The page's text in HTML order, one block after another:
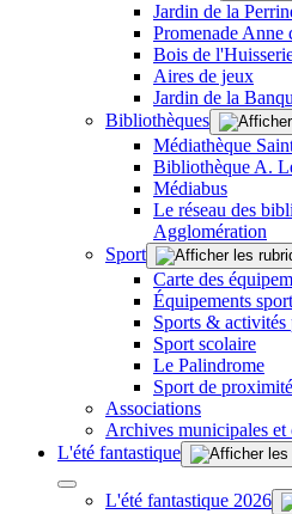
Jardin de la
Promenade Anne
Bois de
Aires de jeux
Jardin de la
Bibliothèques
Médiathèque
Bibliothèque A.
Médiabus
Le réseau des
Agglomération
Sport
Carte des
Équipements
Sports & activités
Sport scolaire
Le Palindrome
Sport de proximité
Associations
Archives municipales et
L'été fantastique
L'été fantastique 2026